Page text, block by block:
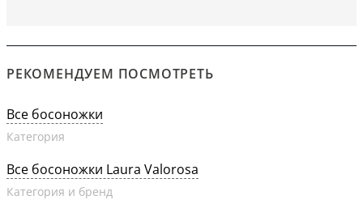
РЕКОМЕНДУЕМ ПОСМОТРЕТЬ
Все босоножки
Категория
Все босоножки Laura Valorosa
Категория и бренд